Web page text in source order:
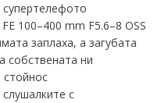
супертелефото
100–400 mm F5.6–8 OSS
заплаха, а загубата
собствената ни
с